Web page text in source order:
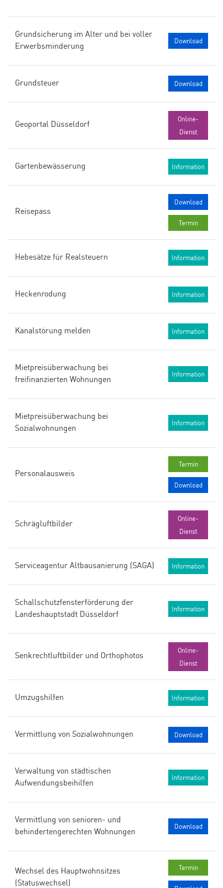
Grundsicherung im Alter und bei voller
Erwerbsminderung
Download
Grundsteuer Download
Geoportal Düsseldorf
Online-
Dienst
Gartenbewässerung Information
Reisepass
Download
Termin
Hebesätze für Realsteuern Information
Heckenrodung Information
Kanalstörung melden Information
Mietpreisüberwachung bei
freifinanzierten Wohnungen
Information
Mietpreisüberwachung bei
Sozialwohnungen
Information
Personalausweis
Termin
Download
Schrägluftbilder
Online-
Dienst
Serviceagentur Altbausanierung (SAGA) Information
Schallschutzfensterförderung der
Landeshauptstadt Düsseldorf
Information
Senkrechtluftbilder und Orthophotos
Online-
Dienst
Umzugshilfen Information
Vermittlung von Sozialwohnungen Download
Verwaltung von städtischen
Aufwendungsbeihilfen
Information
Vermittlung von senioren- und
behindertengerechten Wohnungen
Download
Wechsel des Hauptwohnsitzes
(Statuswechsel)
Termin